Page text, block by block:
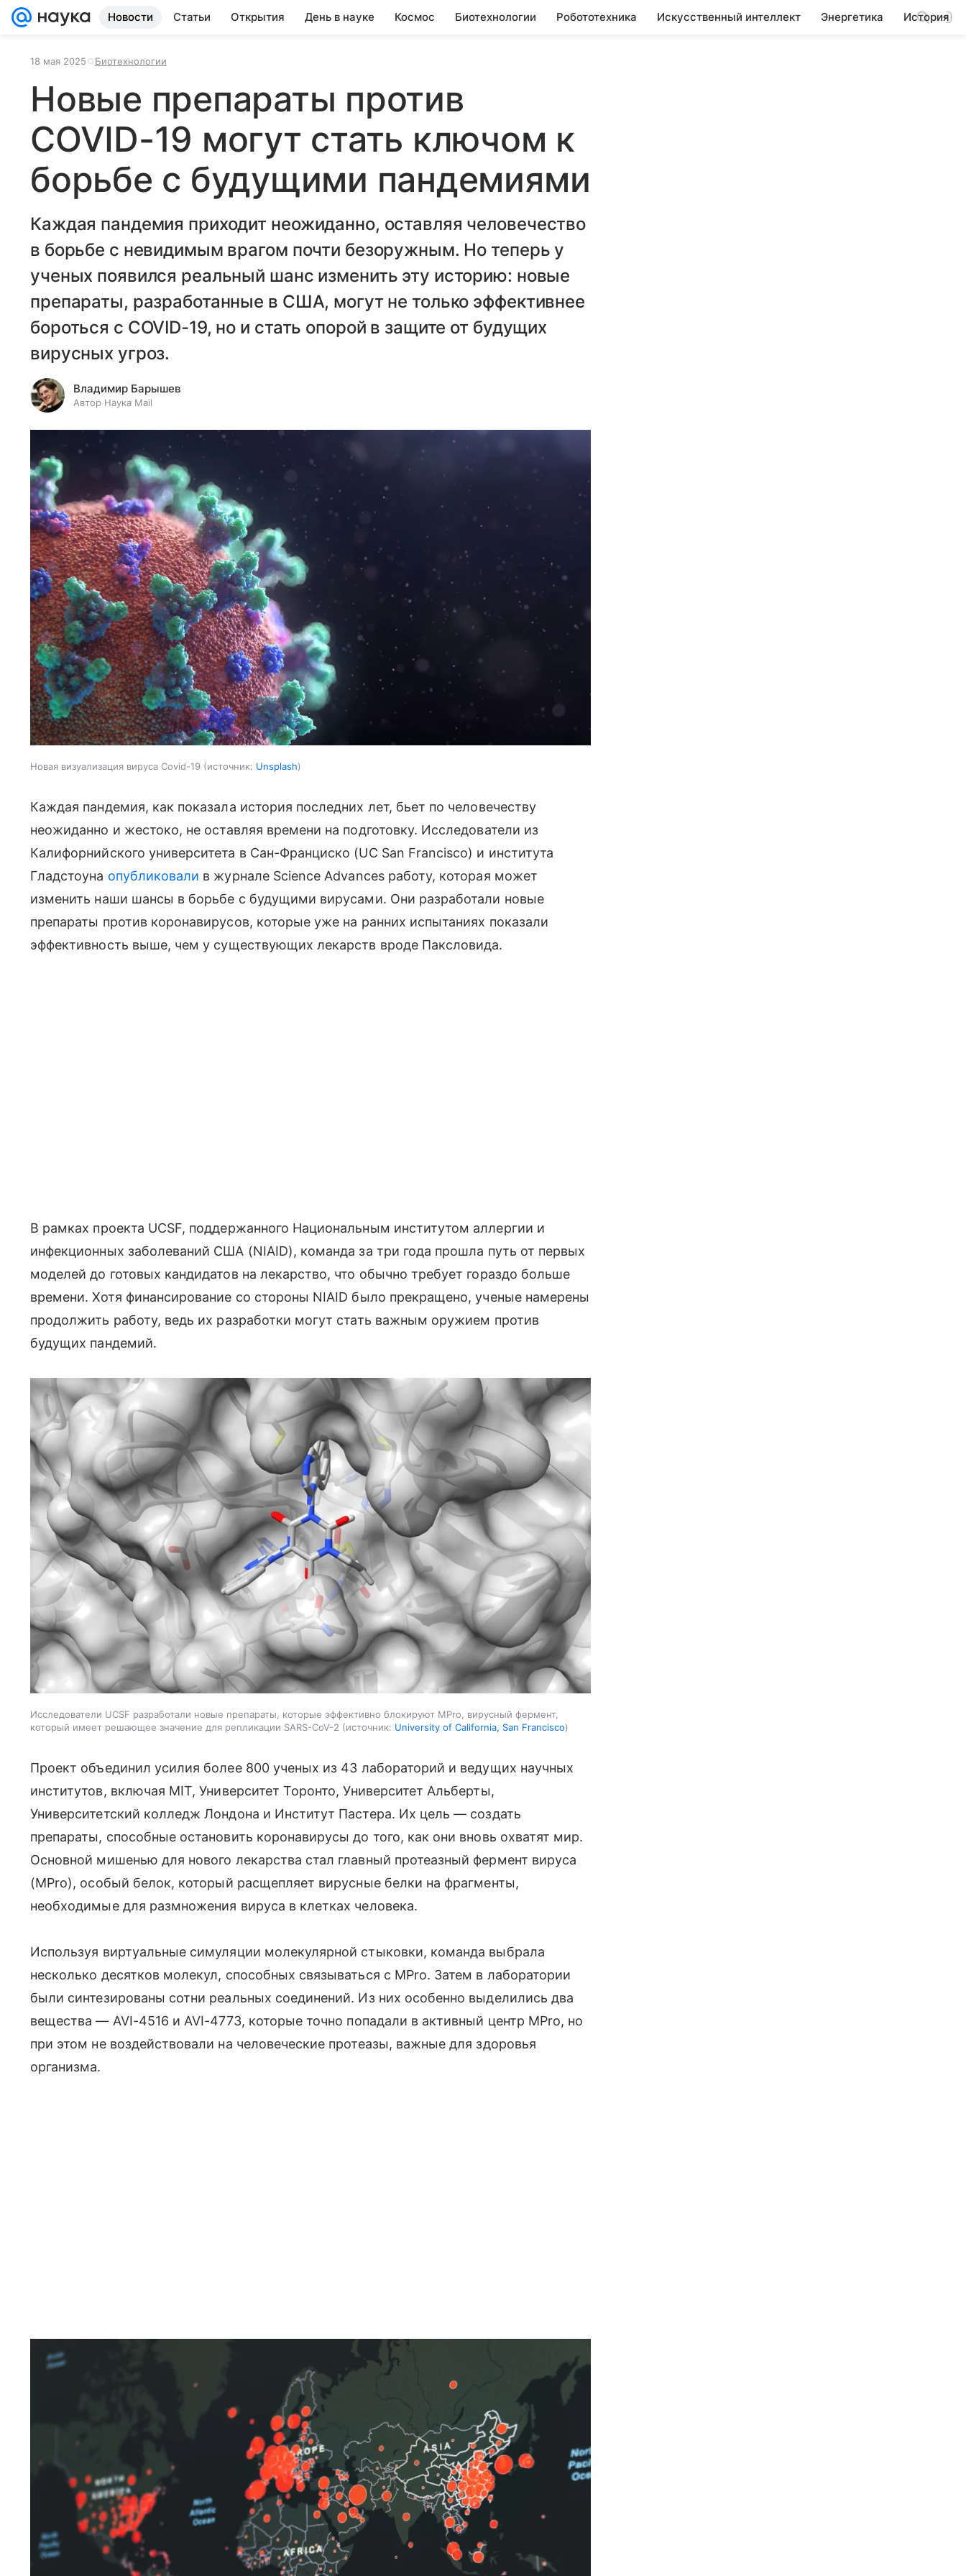
Новости Статьи Открытия День в науке Космос Биотехнологии Робототехника Искусственный интеллект Энергетика История
18 мая 2025 Биотехнологии
Новые препараты против
COVID-19 могут стать ключом к
борьбе с будущими пандемиями
Каждая пандемия приходит неожиданно, оставляя человечество
в борьбе с невидимым врагом почти безоружным. Но теперь у
ученых появился реальный шанс изменить эту историю: новые
препараты, разработанные в США, могут не только эффективнее
бороться с COVID-19, но и стать опорой в защите от будущих
вирусных угроз.
Владимир Барышев
Автор Наука Mail
Новая визуализация вируса Covid-19 источник: Unsplash
Каждая пандемия, как показала история последних лет, бьет по человечеству
неожиданно и жестоко, не оставляя времени на подготовку. Исследователи из
Калифорнийского университета в Сан-Франциско (UC San Francisco) и института
Гладстоуна опубликовали в журнале Science Advances работу, которая может
изменить наши шансы в борьбе с будущими вирусами. Они разработали новые
препараты против коронавирусов, которые уже на ранних испытаниях показали
эффективность выше, чем у существующих лекарств вроде Паксловида.
В рамках проекта UCSF, поддержанного Национальным институтом аллергии и
инфекционных заболеваний США (NIAID), команда за три года прошла путь от первых
моделей до готовых кандидатов на лекарство, что обычно требует гораздо больше
времени. Хотя финансирование со стороны NIAID было прекращено, ученые намерены
продолжить работу, ведь их разработки могут стать важным оружием против
будущих пандемий.
Исследователи UCSF разработали новые препараты, которые эффективно блокируют MPro, вирусный фермент,
который имеет решающее значение для репликации SARS-CoV-2
источник: University of California, San Francisco
Проект объединил усилия более 800 ученых из 43 лабораторий и ведущих научных
институтов, включая MIT, Университет Торонто, Университет Альберты,
Университетский колледж Лондона и Институт Пастера. Их цель — создать
препараты, способные остановить коронавирусы до того, как они вновь охватят мир.
Основной мишенью для нового лекарства стал главный протеазный фермент вируса
(MPro), особый белок, который расщепляет вирусные белки на фрагменты,
необходимые для размножения вируса в клетках человека.
Используя виртуальные симуляции молекулярной стыковки, команда выбрала
несколько десятков молекул, способных связываться с MPro. Затем в лаборатории
были синтезированы сотни реальных соединений. Из них особенно выделились два
вещества — AVI-4516 и AVI-4773, которые точно попадали в активный центр MPro, но
при этом не воздействовали на человеческие протеазы, важные для здоровья
организма.